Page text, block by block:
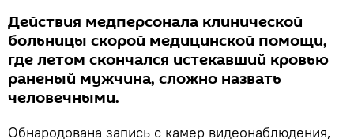
Действия медперсонала клинической
больницы скорой медицинской помощи,
где летом скончался истекавший кровью
раненый мужчина, сложно назвать
человечными.
Обнародована запись с камер видеонаблюдения,